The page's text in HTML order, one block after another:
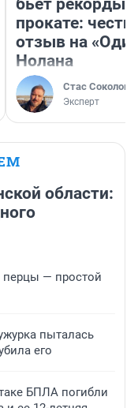
бьет рекорды в
прокате:
отзыв на
Нолана
Стас Соколов
Эксперт
области:
перцы — простой
пыталась
его
БПЛА погибли